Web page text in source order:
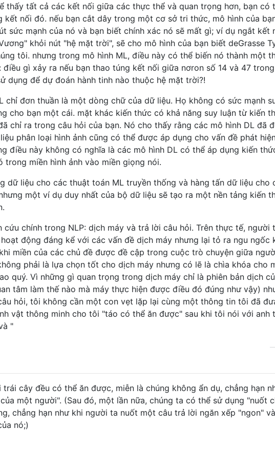
thấy tất cả các kết nối giữa các thực thể và quan trọng hơn, bạn có
kết nối đó. nếu bạn cắt dây trong một cơ sở tri thức, mô hình của
sức mạnh của nó và bạn biết chính xác nó sẽ mất gì; ví dụ ngắt kết
khỏi nút "hệ mặt trời", sẽ cho mô hình của bạn biết deGrasse
tôi. nhưng trong mô hình ML, điều này có thể biến nó thành một
điều gì xảy ra nếu bạn thao túng kết nối giữa nơron số 14 và 47
dụng để dự đoán hành tinh nào thuộc hệ mặt trời?!
chỉ đơn thuần là một dòng chữ của dữ liệu. Họ không có sức mạnh
cho bạn một cái. mặt khác kiến ​​thức có khả năng suy luận từ kiến
chỉ ra trong câu hỏi của bạn. Nó cho thấy rằng các mô hình DL đã
phân loại hình ảnh cũng có thể được áp dụng cho vấn đề phát
điều này không có nghĩa là các mô hình DL có thể áp dụng kiến
trong miền hình ảnh vào miền giọng nói.
dữ liệu cho các thuật toán ML truyền thống và hàng tấn dữ liệu cho
một ví dụ duy nhất của bộ dữ liệu sẽ tạo ra một nền tảng kiến
cứu chính trong NLP: dịch máy và trả lời câu hỏi. Trên thực tế, người
động đáng kể với các vấn đề dịch máy nhưng lại tỏ ra ngu ngốc
miền của các chủ đề được đề cập trong cuộc trò chuyện giữa
phải là lựa chọn tốt cho dịch máy nhưng có lẽ là chìa khóa cho
quý. Vì những gì quan trọng trong dịch máy chỉ là phiên bản dịch
tâm làm thế nào mà máy thực hiện được điều đó đúng như vậy)
hỏi, tôi không cần một con vẹt lặp lại cùng một thông tin tôi đã
vật thông minh cho tôi "táo có thể ăn được" sau khi tôi nói với anh
"
trái cây đều có thể ăn được, miễn là chúng không ẩn dụ, chẳng hạn
một người". (Sau đó, một lần nữa, chúng ta có thể sử dụng "nuốt
chẳng hạn như khi người ta nuốt một câu trả lời ngăn xếp "ngon"
nó;)